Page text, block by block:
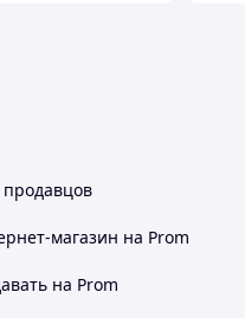
магазин на Prom
на Prom